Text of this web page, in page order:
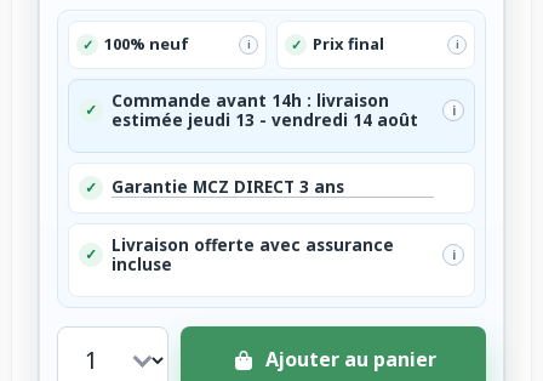
✓ 100% neuf i ✓ Prix final i
✓
Commande avant 14h : livraison
estimée jeudi 13 - vendredi 14 août
i
✓ Garantie MCZ DIRECT 3 ans
✓
Livraison offerte avec assurance
incluse
i
Ajouter au panier